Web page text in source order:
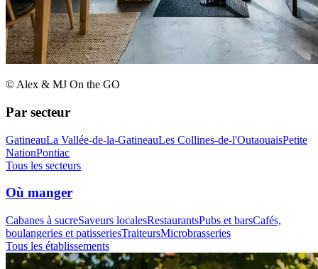
© Alex & MJ On the GO
Par secteur
GatineauLa Vallée-de-la-GatineauLes Collines-de-l'OutaouaisPetite
NationPontiac
Tous les secteurs
Où manger
Cabanes à sucreSaveurs localesRestaurantsPubs et barsCafés,
boulangeries et patisseriesTraiteursMicrobrasseries
Tous les établissements